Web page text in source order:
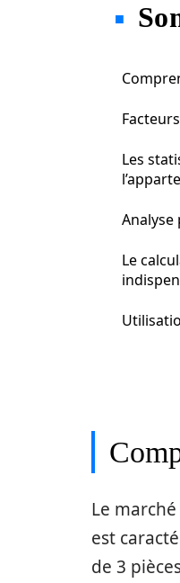
Les
Le
Le
est
de 3